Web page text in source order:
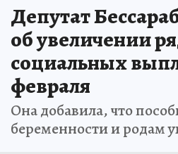
Депутат
об увеличении
социальных
февраля
Она добавила, что
беременности и родам